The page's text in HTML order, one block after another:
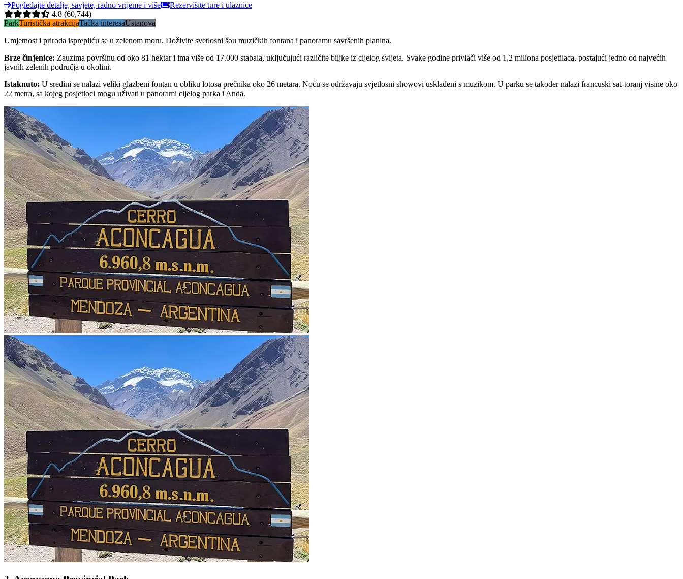
Pogledajte detalje, savjete, radno vrijeme i više
Rezervišite ture i ulaznice
4.8 (60,744)
ParkTuristička atrakcijaTačka interesaUstanova
Umjetnost i priroda isprepliću se u zelenom moru. Doživite svetlosni šou muzičkih fontana i panoramu savršenih planina.
Brze činjenice: Zauzima površinu od oko 81 hektar i ima više od 17.000 stabala, uključujući različite biljke iz cijelog svijeta. Svake godine privlači više od 1,2 miliona posjetilaca, postajući jedno od najvećih
javnih zelenih područja u okolini.
Istaknuto: U sredini se nalazi veliki glazbeni fontan u obliku lotosa prečnika oko 26 metara. Noću se održavaju svjetlosni showovi usklađeni s muzikom. U parku se također nalazi francuski sat-toranj visine oko
22 metra, sa kojeg posjetioci mogu uživati u panorami cijelog parka i Anda.